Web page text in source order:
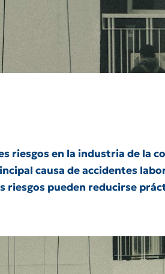
riesgos en la industria de
causa de accidentes
pueden reducirse